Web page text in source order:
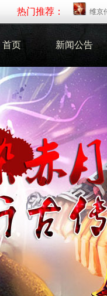
热门推荐： 维京
首页 新闻公告